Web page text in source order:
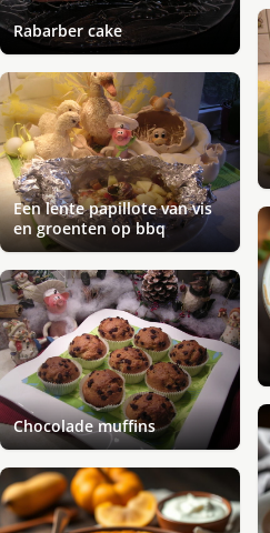
Rabarber cake
Een lente papillote van vis
en groenten op bbq
Chocolade muffins